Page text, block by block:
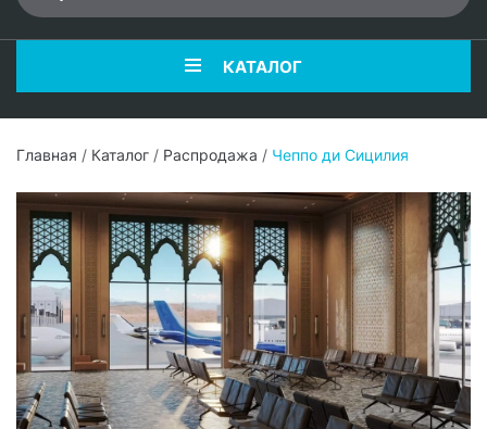
КАТАЛОГ
Главная / Каталог / Распродажа / Чеппо ди Сицилия